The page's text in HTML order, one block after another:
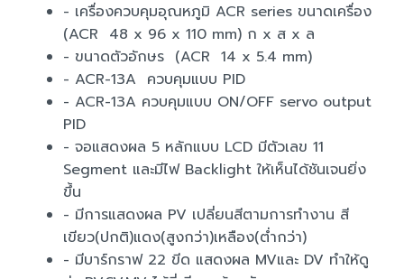
- เครื่องควบคุมอุณหภูมิ ACR series ขนาดเครื่อง
(ACR 48 x 96 x 110 mm) ก x ส x ล
- ขนาดตัวอักษร (ACR 14 x 5.4 mm)
- ACR-13A ควบคุมแบบ PID
- ACR-13A ควบคุมแบบ ON/OFF servo output
PID
- จอแสดงผล 5 หลักแบบ LCD มีตัวเลข 11
Segment และมีไฟ Backlight ให้เห็นได้ชันเจนยิ่ง
ขึ้น
- มีการแสดงผล PV เปลี่ยนสีตามการทำงาน สี
เขียว(ปกติ)แดง(สูงกว่า)เหลือง(ต่ำกว่า)
- มีบาร์กราฟ 22 ขีด แสดงผล MVและ DV ทำให้ดู